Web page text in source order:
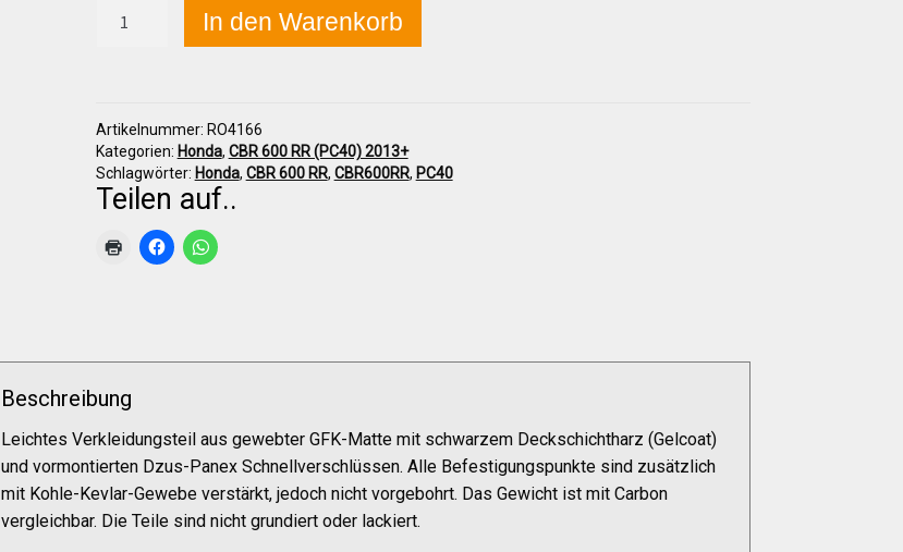
Widerruf Datenschutzerklärung
CBR
(ohne
Polster)
Menge
In den Warenkorb
Artikelnummer: RO4166
Kategorien: Honda, CBR 600 RR (PC40) 2013+
Schlagwörter: Honda, CBR 600 RR, CBR600RR, PC40
Teilen auf..
Beschreibung
Leichtes Verkleidungsteil aus gewebter GFK-Matte mit schwarzem Deckschichtharz (Gelcoat)
und vormontierten Dzus-Panex Schnellverschlüssen. Alle Befestigungspunkte sind zusätzlich
mit Kohle-Kevlar-Gewebe verstärkt, jedoch nicht vorgebohrt. Das Gewicht ist mit Carbon
vergleichbar. Die Teile sind nicht grundiert oder lackiert.